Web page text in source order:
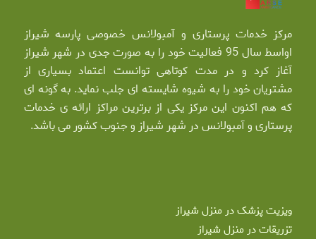
مرکز خدمات پرستاری و آمبولانس خصوصی پارسه شیراز
اواسط سال 95 فعالیت خود را به صورت جدی در شهر شیراز
آغاز کرد و در مدت کوتاهی توانست اعتماد بسیاری از
مشتریان خود را به شیوه شایسته ای جلب نماید. به گونه ای
که هم اکنون این مرکز یکی از برترین مراکز ارائه ی خدمات
پرستاری و آمبولانس در شهر شیراز و جنوب کشور می باشد.
ویزیت پزشک در منزل شیراز
تزریقات در منزل شیراز